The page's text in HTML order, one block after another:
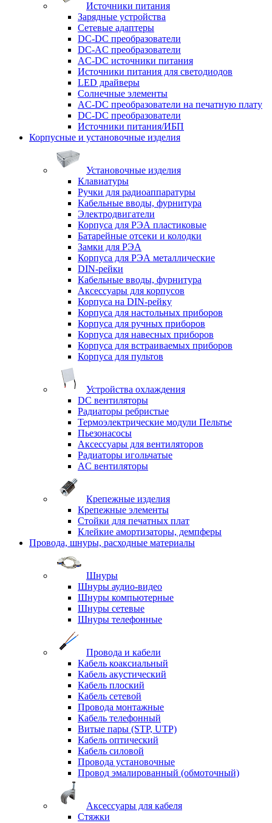
Источники питания
Зарядные устройства
Сетевые адаптеры
DC-DC преобразователи
DC-AC преобразователи
AC-DC источники питания
Источники питания для светодиодов
LED драйверы
Солнечные элементы
AC-DC преобразователи на печатную плату
DC-DC преобразователи
Источники питания/ИБП
Корпусные и установочные изделия
Установочные изделия
Клавиатуры
Ручки для радиоаппаратуры
Кабельные вводы, фурнитура
Электродвигатели
Корпуса для РЭА пластиковые
Батарейные отсеки и колодки
Замки для РЭА
Корпуса для РЭА металлические
DIN-рейки
Кабельные вводы, фурнитура
Аксессуары для корпусов
Корпуса на DIN-рейку
Корпуса для настольных приборов
Корпуса для ручных приборов
Корпуса для навесных приборов
Корпуса для встраиваемых приборов
Корпуса для пультов
Устройства охлаждения
DC вентиляторы
Радиаторы ребристые
Термоэлектрические модули Пельтье
Пьезонасосы
Аксессуары для вентиляторов
Радиаторы игольчатые
AC вентиляторы
Крепежные изделия
Крепежные элементы
Стойки для печатных плат
Клейкие амортизаторы, демпферы
Провода, шнуры, расходные материалы
Шнуры
Шнуры аудио-видео
Шнуры компьютерные
Шнуры сетевые
Шнуры телефонные
Провода и кабели
Кабель коаксиальный
Кабель акустический
Кабель плоский
Кабель сетевой
Провода монтажные
Кабель телефонный
Витые пары (STP, UTP)
Кабель оптический
Кабель силовой
Провода установочные
Провод эмалированный (обмоточный)
Аксессуары для кабеля
Стяжки